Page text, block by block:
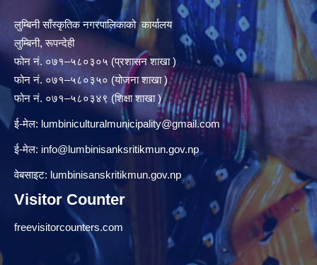
लुम्बिनी साँस्कृतिक नगरपालिकाको कार्यालय
लुम्बिनी, रूपन्देही
फोन नं. ०७१–५८०३०५ (प्रशासन शाखा )
फोन नं. ०७१–५८०३५० (योजना शाखा )
फोन नं. ०७१–५८०३४९ (शिक्षा शाखा )
ई-मेल: lumbiniculturalmunicipality@gmail.com
ई-मेल: info@lumbinisanksritikmun.gov.np
वेबसाइट: lumbinisanskritikmun.gov.np
Visitor Counter
freevisitorcounters.com